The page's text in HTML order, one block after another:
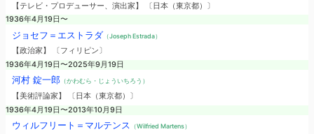
【テレビ・プロデューサー、演出家】 〔日本（東京都）〕
1936年4月19日〜
ジョセフ＝エストラダ （Joseph Estrada）
【政治家】 〔フィリピン〕
1936年4月19日〜2025年9月19日
河村 錠一郎（かわむら・じょういちろう）
【美術評論家】 〔日本（東京都）〕
1936年4月19日〜2013年10月9日
ウィルフリート＝マルテンス （Wilfried Martens）